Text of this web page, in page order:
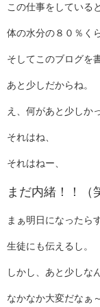
この仕事をしている
体の水分の８０％く
そしてこのブログを
あと少しだからね。
え、何があと少しか
それはね、
それはねー、
まだ内緒！！（
まぁ明日になったら
生徒にも伝えるし。
しかし、あと少しな
なかなか大変だなぁ～